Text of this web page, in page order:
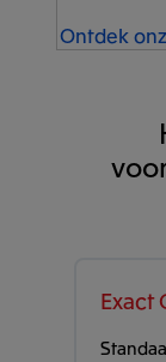
Ontdek
Exact